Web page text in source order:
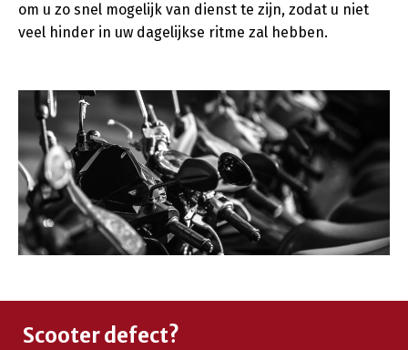
om u zo snel mogelijk van dienst te zijn, zodat u niet
veel hinder in uw dagelijkse ritme zal hebben.
Scooter defect?